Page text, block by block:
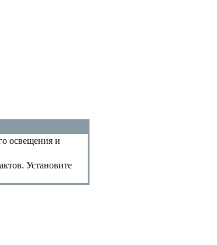
освещения и
Установите